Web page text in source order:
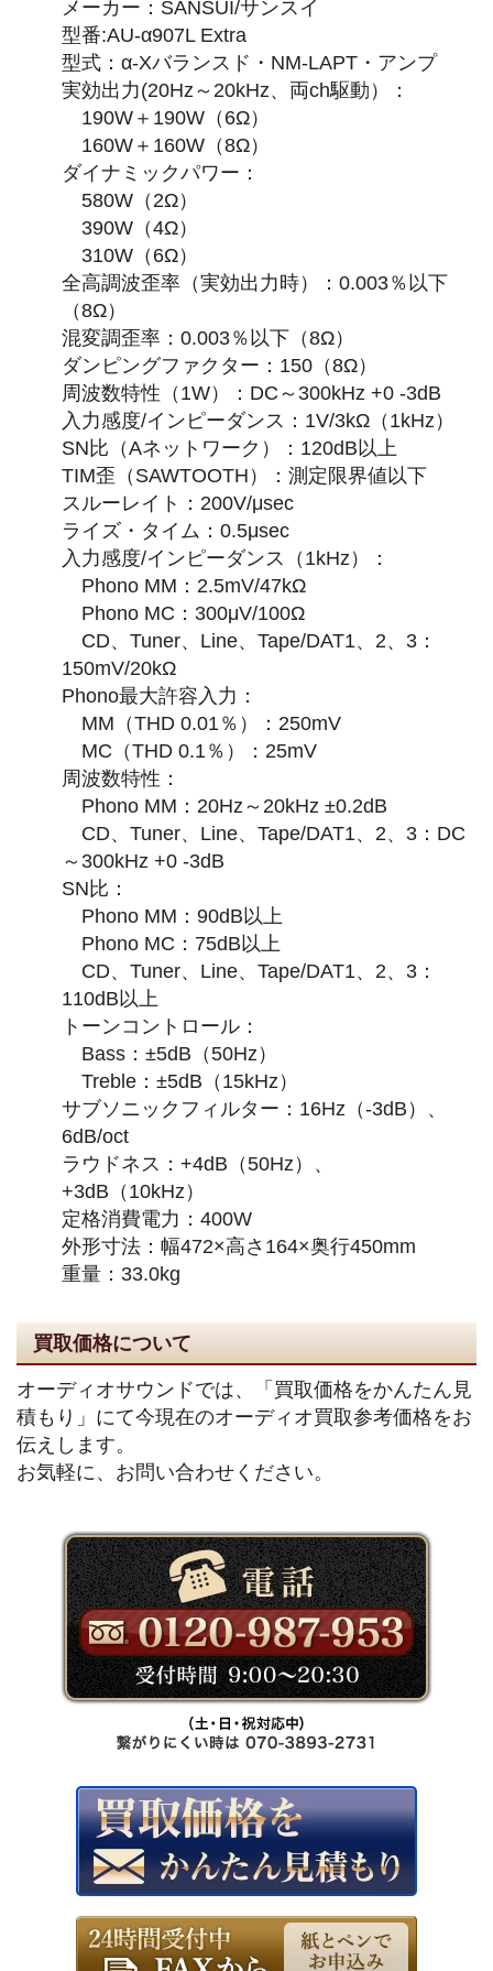
メーカー：SANSUI/サンスイ
型番:AU-α907L Extra
型式：α-Xバランスド・NM-LAPT・アンプ
実効出力(20Hz～20kHz、両ch駆動）：
190W＋190W（6Ω）
160W＋160W（8Ω）
ダイナミックパワー：
580W（2Ω）
390W（4Ω）
310W（6Ω）
全高調波歪率（実効出力時）：0.003％以下
（8Ω）
混変調歪率：0.003％以下（8Ω）
ダンピングファクター：150（8Ω）
周波数特性（1W）：DC～300kHz +0 -3dB
入力感度/インピーダンス：1V/3kΩ（1kHz）
SN比（Aネットワーク）：120dB以上
TIM歪（SAWTOOTH）：測定限界値以下
スルーレイト：200V/μsec
ライズ・タイム：0.5μsec
入力感度/インピーダンス（1kHz）：
Phono MM：2.5mV/47kΩ
Phono MC：300μV/100Ω
CD、Tuner、Line、Tape/DAT1、2、3：
150mV/20kΩ
Phono最大許容入力：
MM（THD 0.01％）：250mV
MC（THD 0.1％）：25mV
周波数特性：
Phono MM：20Hz～20kHz ±0.2dB
CD、Tuner、Line、Tape/DAT1、2、3：DC
～300kHz +0 -3dB
SN比：
Phono MM：90dB以上
Phono MC：75dB以上
CD、Tuner、Line、Tape/DAT1、2、3：
110dB以上
トーンコントロール：
Bass：±5dB（50Hz）
Treble：±5dB（15kHz）
サブソニックフィルター：16Hz（-3dB）、
6dB/oct
ラウドネス：+4dB（50Hz）、
+3dB（10kHz）
定格消費電力：400W
外形寸法：幅472×高さ164×奥行450mm
重量：33.0kg
買取価格について
オーディオサウンドでは、「買取価格をかんたん見
積もり」にて今現在のオーディオ買取参考価格をお
伝えします。
お気軽に、お問い合わせください。